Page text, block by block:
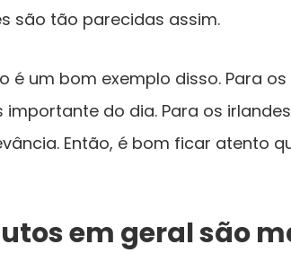
são tão parecidas assim.
é um bom exemplo disso. Para
importante do dia. Para os
Então, é bom ficar atento
em geral são